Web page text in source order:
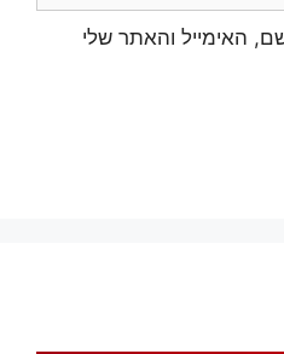
האימייל והאתר שלי